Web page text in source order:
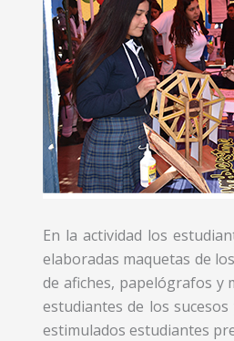
En la actividad los
elaboradas maquetas de
de afiches, papelógrafos y
estudiantes de los
estimulados estudiantes